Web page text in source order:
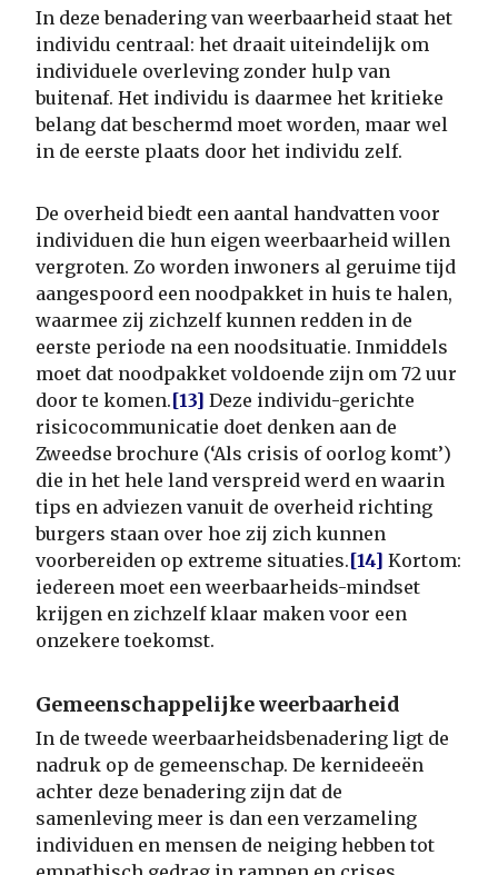
In deze benadering van weerbaarheid staat het
individu centraal: het draait uiteindelijk om
individuele overleving zonder hulp van
buitenaf. Het individu is daarmee het kritieke
belang dat beschermd moet worden, maar wel
in de eerste plaats door het individu zelf.
De overheid biedt een aantal handvatten voor
individuen die hun eigen weerbaarheid willen
vergroten. Zo worden inwoners al geruime tijd
aangespoord een noodpakket in huis te halen,
waarmee zij zichzelf kunnen redden in de
eerste periode na een noodsituatie. Inmiddels
moet dat noodpakket voldoende zijn om 72 uur
door te komen.[13] Deze individu-gerichte
risicocommunicatie doet denken aan de
Zweedse brochure (‘Als crisis of oorlog komt’)
die in het hele land verspreid werd en waarin
tips en adviezen vanuit de overheid richting
burgers staan over hoe zij zich kunnen
voorbereiden op extreme situaties.[14] Kortom:
iedereen moet een weerbaarheids-mindset
krijgen en zichzelf klaar maken voor een
onzekere toekomst.
Gemeenschappelijke weerbaarheid
In de tweede weerbaarheidsbenadering ligt de
nadruk op de gemeenschap. De kernideeën
achter deze benadering zijn dat de
samenleving meer is dan een verzameling
individuen en mensen de neiging hebben tot